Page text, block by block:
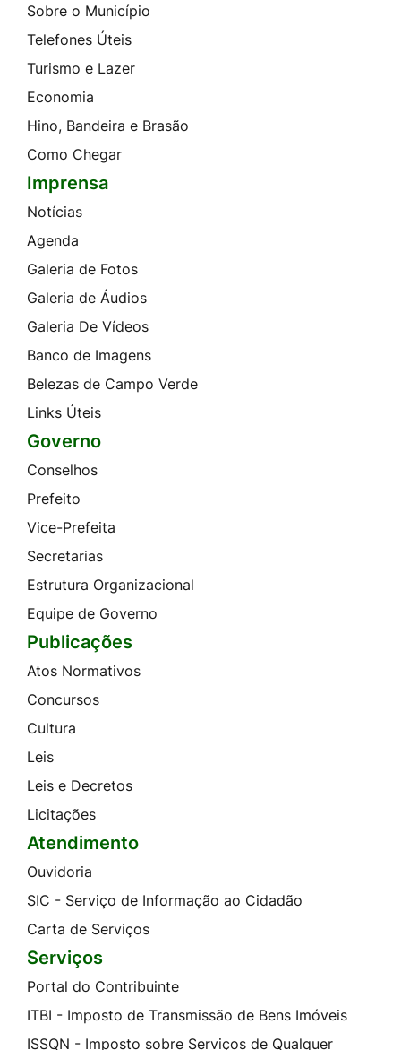
Sobre o Município
Telefones Úteis
Turismo e Lazer
Economia
Hino, Bandeira e Brasão
Como Chegar
Imprensa
Notícias
Agenda
Galeria de Fotos
Galeria de Áudios
Galeria De Vídeos
Banco de Imagens
Belezas de Campo Verde
Links Úteis
Governo
Conselhos
Prefeito
Vice-Prefeita
Secretarias
Estrutura Organizacional
Equipe de Governo
Publicações
Atos Normativos
Concursos
Cultura
Leis
Leis e Decretos
Licitações
Atendimento
Ouvidoria
SIC - Serviço de Informação ao Cidadão
Carta de Serviços
Serviços
Portal do Contribuinte
ITBI - Imposto de Transmissão de Bens Imóveis
ISSQN - Imposto sobre Serviços de Qualquer